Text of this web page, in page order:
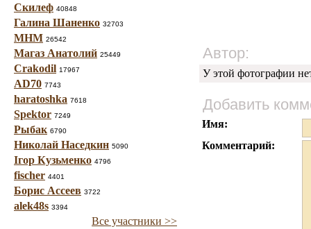
Скилеф 40848
Галина Шаненко 32703
МНМ 26542
Магаз Анатолий 25449
Crakodil 17967
AD70 7743
haratoshka 7618
Spektor 7249
Рыбак 6790
Николай Наседкин 5090
Ігор Кузьменко 4796
fischer 4401
Борис Ассеев 3722
alek48s 3394
Все участники >>
Автор:
У этой фотографии
Добавить
Имя:
Комментарий: